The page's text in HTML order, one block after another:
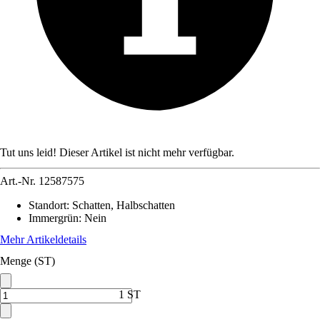
Tut uns leid! Dieser Artikel ist nicht mehr verfügbar.
Art.-Nr. 12587575
Standort: Schatten, Halbschatten
Immergrün: Nein
Mehr Artikeldetails
Menge (ST)
1 ST